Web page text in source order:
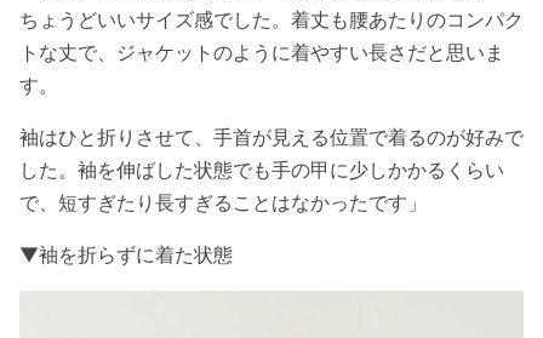
ちょうどいいサイズ感でした。着丈も腰あたりのコンパク
トな丈で、ジャケットのように着やすい長さだと思いま
す。
袖はひと折りさせて、手首が見える位置で着るのが好みで
した。袖を伸ばした状態でも手の甲に少しかかるくらい
で、短すぎたり長すぎることはなかったです」
▼袖を折らずに着た状態